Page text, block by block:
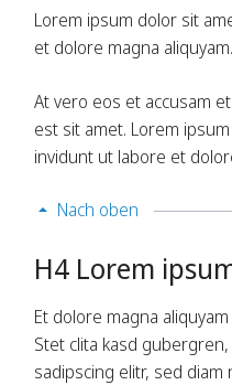
Lorem ipsum dolor sit
et dolore magna aliquyam.
At vero eos et accusam
est sit amet. Lorem
invidunt ut labore et
Nach oben
H4 Lorem
Et dolore magna
Stet clita kasd
sadipscing elitr, sed
Seite und sind von dem schlichten,
begeistert. Einzelne Elemente
einfach an unser Corporate Design
angleichen. Sowohl die Desktop als
auch die Mobile Version